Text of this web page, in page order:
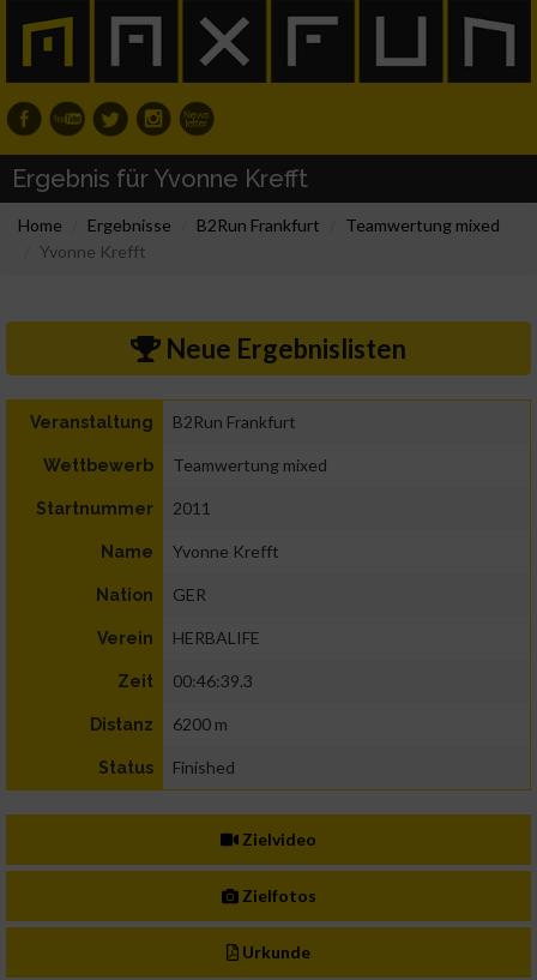
Ergebnis für Yvonne Krefft
Home Ergebnisse B2Run Frankfurt
Teamwertung mixed
Yvonne Krefft
Neue Ergebnislisten
Veranstaltung B2Run Frankfurt
Wettbewerb Teamwertung mixed
Startnummer 2011
Name Yvonne Krefft
Nation GER
Verein HERBALIFE
Zeit 00:46:39.3
Distanz 6200 m
Status Finished
Zielvideo
Zielfotos
Urkunde